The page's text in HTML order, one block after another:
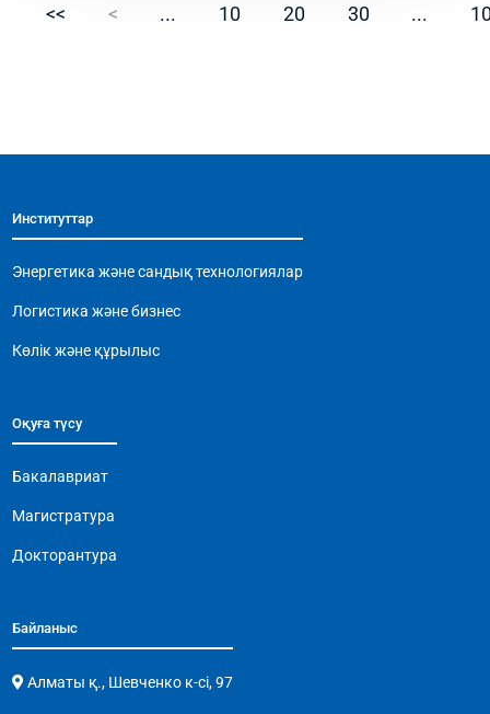
<< < ... 10 20 30 ...
Институттар
Энергетика және сандық технологиялар
Логистика және бизнес
Көлік және құрылыс
Оқуға түсу
Бакалавриат
Магистратура
Докторантура
Байланыс
Алматы қ., Шевченко к-сі, 97